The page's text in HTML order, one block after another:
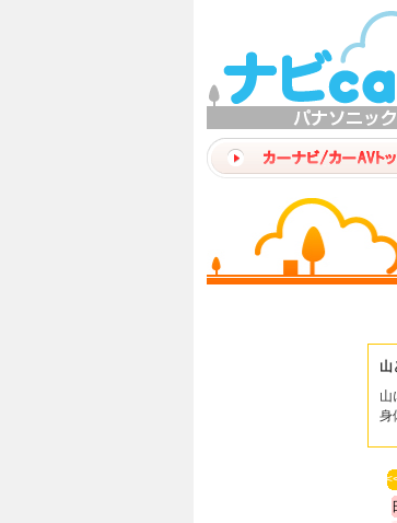
山
山
身